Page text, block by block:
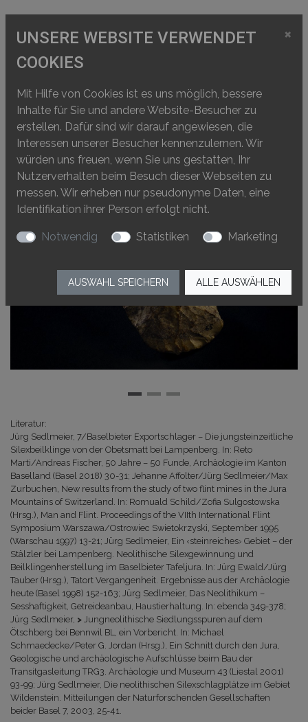
3D-Modell Sabine Bugmann
Literatur:
Jürg Sedlmeier, 7/Baselbieter Exportschlager – Die jungsteinzeitliche
Silexbeilklinge von der Obetsmatt bei Lampenberg. In: Reto
Marti/Andreas Fischer, 50 Jahre – 50 Funde, Archäologie im Kanton
Baselland (Basel 2018) 30-31; Jehanne Affolter/Jürg Sedlmeier/Max
Zurbuchen, New results from the study of two flint mines in the Jura
Mountains of Switzerland. In: Romuald Schild/Zofia Sulgostowska
(Hrsg.), Man and Flint. Proceedings of the VIIth International Flint
Symposium Warszawa/Ostrowiec Swietokrzyski, September 1995
(Warschau 1997) 13-21; Jürg Sedlmeier, Ein ‹steinreiches› Gebiet – der
Stälzler bei Lampenberg. Neolithische Silexgewinnung und
Beilklingenherstellung im Baselbieter Tafeljura. In: Jürg Ewald/Jürg
Tauber (Hrsg.), Tatort Vergangenheit. Ergebnisse aus der Archäologie
heute (Basel 1998) 152-163; Jürg Sedlmeier, Das Neolithikum –
Sesshaftigkeit, Getreideanbau, Haustierhaltung. In: ebenda 349-378;
Jürg Sedlmeier, > Jungneolithische Siedlungsspuren auf dem
Ötschberg bei Bennwil BL, ein Vorbericht. In: Michael
Schmaedecke/Peter G. Jordan (Hrsg.), Ein Schnitt durch den Jura,
Geologische und archäologische Aufschlüsse beim Bau der
Transitgasleitung TRG3. Archäologie und Museum 43 (Liestal 2001)
93-99; Jürg Sedlmeier, Die neolithischen Silexschlagplätze im Gebiet
Wildenstein. Mitteilungen der Naturforschenden Gesellschaften
beider Basel 7, 2003, 25-41.
UNSERE WEBSITE VERWENDET
COOKIES
×
Mit Hilfe von Cookies ist es uns möglich, bessere
Inhalte für Sie und andere Website-Besucher zu
erstellen. Dafür sind wir darauf angewiesen, die
Interessen unserer Besucher kennenzulernen. Wir
würden uns freuen, wenn Sie uns gestatten, Ihr
Nutzerverhalten beim Besuch dieser Webseiten zu
messen. Wir erheben nur pseudonyme Daten, eine
Identifikation ihrer Person erfolgt nicht.
Notwendig Statistiken Marketing
AUSWAHL SPEICHERN ALLE AUSWÄHLEN